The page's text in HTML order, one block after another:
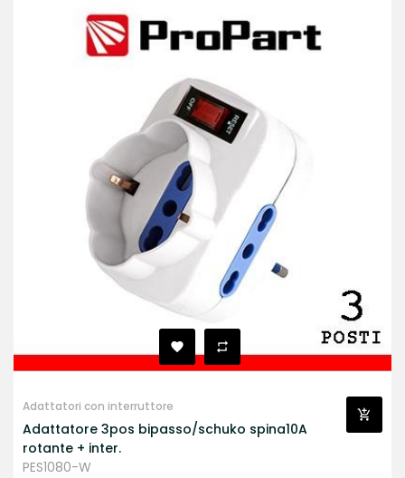
Adattatori con interruttore
Adattatore 3pos bipasso/schuko spina10A
rotante + inter.
PES1080-W